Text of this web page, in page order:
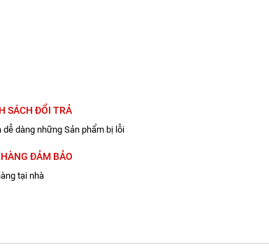
SÁCH ĐỔI TRẢ
dễ dàng những Sản phẩm bị lỗi
ĐẢM BẢO
tại nhà